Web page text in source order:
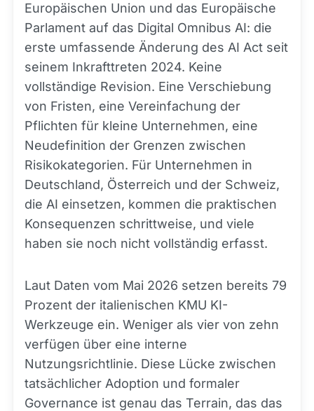
Europäischen Union und das Europäische
Parlament auf das Digital Omnibus AI: die
erste umfassende Änderung des AI Act seit
seinem Inkrafttreten 2024. Keine
vollständige Revision. Eine Verschiebung
von Fristen, eine Vereinfachung der
Pflichten für kleine Unternehmen, eine
Neudefinition der Grenzen zwischen
Risikokategorien. Für Unternehmen in
Deutschland, Österreich und der Schweiz,
die AI einsetzen, kommen die praktischen
Konsequenzen schrittweise, und viele
haben sie noch nicht vollständig erfasst.
Laut Daten vom Mai 2026 setzen bereits 79
Prozent der italienischen KMU KI-
Werkzeuge ein. Weniger als vier von zehn
verfügen über eine interne
Nutzungsrichtlinie. Diese Lücke zwischen
tatsächlicher Adoption und formaler
Governance ist genau das Terrain, das das